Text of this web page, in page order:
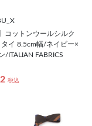
コットンウールシルク
タイ 8.5cm幅/ネイビー×
/ITALIAN FABRICS
税込